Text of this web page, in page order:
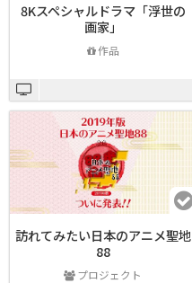
8Kスペシャルドラマ「浮世の
画家」
作品
訪れてみたい日本のアニメ聖地
88
プロジェクト